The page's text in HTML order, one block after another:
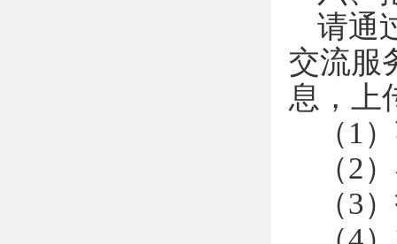
请通
交流服
息，上
（1
（2
（3